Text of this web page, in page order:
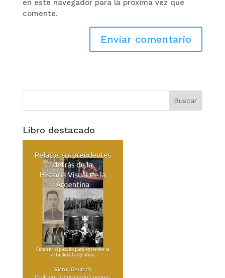
en este navegador para la próxima vez que
comente.
Libro destacado